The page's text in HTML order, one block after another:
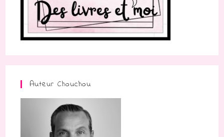
Auteur Chouchou